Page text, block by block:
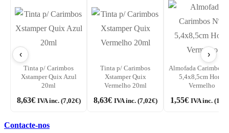
Tinta p/ Carimbos
Xstamper Quix Azul
20ml
8,63€ IVA inc. (7,02€)
Tinta p/ Carimbos
Xstamper Quix
Vermelho 20ml
8,63€ IVA inc. (7,02€)
Almofada Carimbos
5,4x8,5cm Horse
Vermelho
1,55€ IVA inc. (1,26
‹ ›
Contacte-nos